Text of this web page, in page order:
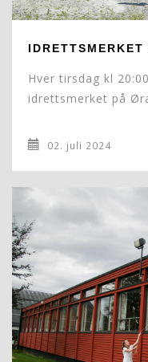
IDRETTSMERKET
Hver tirsdag kl
idrettsmerket på
02. juli 2024